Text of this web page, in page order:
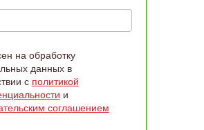
на обработку
данных в
с политикой
и
соглашением